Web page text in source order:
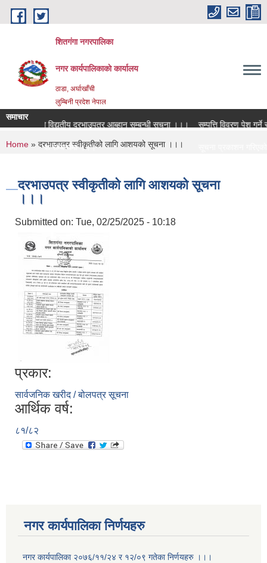
Skip to main content
शितगंगा नगरपालिका
नगर कार्यपालिकाकाे कार्यालय
ठाडा, अर्घाखाँची
लुम्बिनी प्रदेश नेपाल
समाचार
लागि विद्युतीय दरभाउपत्र आब्हान सम्बन्धी सूचना ।।।
सम्पत्ति विवरण पेश गर्ने
शिक्षक सरुवा सम्बन्धमा ।।।
You are here
Home » दरभाउपत्र स्वीकृतीको लागि आशयको सूचना ।।।
दरभाउपत्र स्वीकृतीको लागि आशयको सूचना
।।।
Submitted on: Tue, 02/25/2025 - 10:18
प्रकार:
सार्वजनिक खरीद / बोलपत्र सूचना
आर्थिक वर्ष:
८१/८२
नगर कार्यपालिका निर्णयहरु
नगर कार्यपालिका २०७६/११/२४ र १२/०९ गतेका निर्णयहरु ।।।